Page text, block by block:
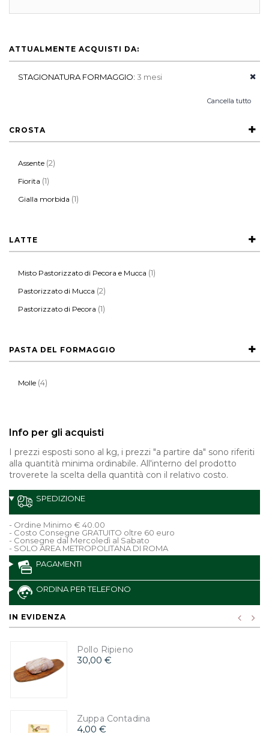
ATTUALMENTE ACQUISTI DA:
STAGIONATURA FORMAGGIO: 3 mesi
Cancella tutto
CROSTA
Assente (2)
Fiorita (1)
Gialla morbida (1)
LATTE
Misto Pastorizzato di Pecora e Mucca (1)
Pastorizzato di Mucca (2)
Pastorizzato di Pecora (1)
PASTA DEL FORMAGGIO
Molle (4)
Info per gli acquisti
I prezzi esposti sono al kg, i prezzi "a partire da" sono riferiti
alla quantità minima ordinabile. All'interno del prodotto
troverete la scelta della quantità con il relativo costo.
SPEDIZIONE
- Ordine Minimo € 40.00
- Costo Consegne GRATUITO oltre 60 euro
- Consegne dal Mercoledì al Sabato
- SOLO AREA METROPOLITANA DI ROMA
PAGAMENTI
ORDINA PER TELEFONO
IN EVIDENZA
Pollo Ripieno
30,00 €
Zuppa Contadina
4,00 €